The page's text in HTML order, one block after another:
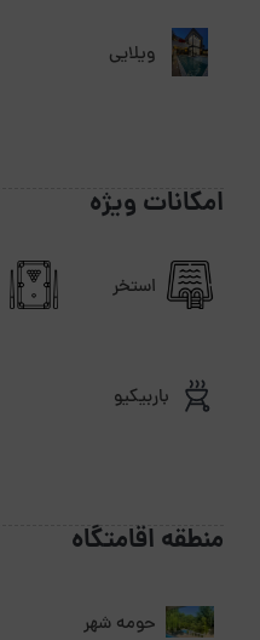
ویلایی
امکانات ویژه
استخر
باربیکیو
منطقه اقامتگاه
حومه شهر